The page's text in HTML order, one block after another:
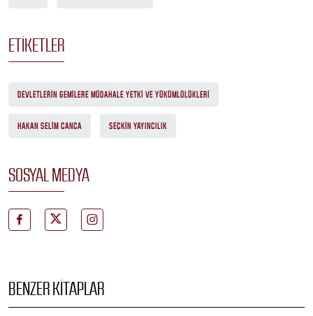
ETIKETLER
DEVLETLERIN GEMILERE MÜDAHALE YETKI VE YÜKÜMLÜLÜKLERI
HAKAN SELIM CANCA SEÇKIN YAYINCILIK
SOSYAL MEDYA
BENZER KITAPLAR